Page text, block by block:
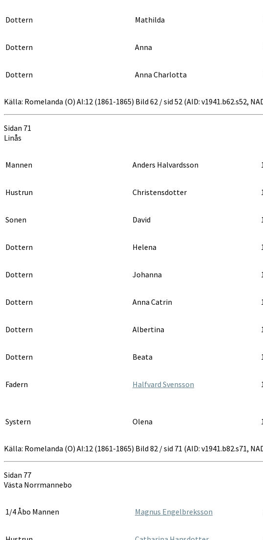
Dottern Mathilda
Dottern Anna
Dottern Anna Charlotta
Källa: Romelanda (O) AI:12 (1861-1865) Bild 62 / sid 52 (AID: v1941.b62.s52,
Sidan 71
Linås
Mannen Anders Halvardsson
Hustrun Christensdotter
Sonen David
Dottern Helena
Dottern Johanna
Dottern Anna Catrin
Dottern Albertina
Dottern Beata
Fadern Halfvard Svensson
Systern Olena
Källa: Romelanda (O) AI:12 (1861-1865) Bild 82 / sid 71 (AID: v1941.b82.s71,
Sidan 77
Västa Norrmannebo
1/4 Åbo Mannen Magnus Engelbreksson